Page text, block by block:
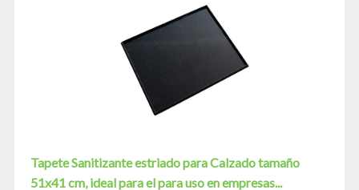
Tapete Sanitizante estriado para Calzado tamaño
51x41 cm, ideal para el para uso en empresas...